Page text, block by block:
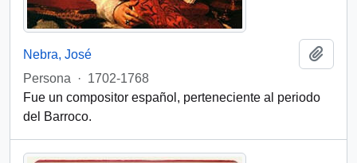
Nebra, José
Persona
· 1702-1768
Fue un compositor español, perteneciente al periodo
del Barroco.